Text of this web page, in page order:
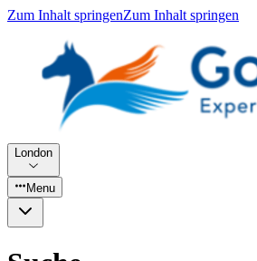
Zum Inhalt springenZum Inhalt springen
London
Menu